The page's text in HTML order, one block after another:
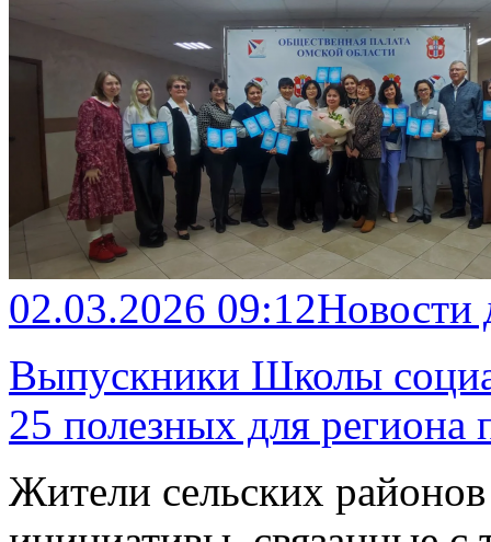
02.03.2026 09:12
Выпускники Школы
25 полезных для региона
Жители сельских